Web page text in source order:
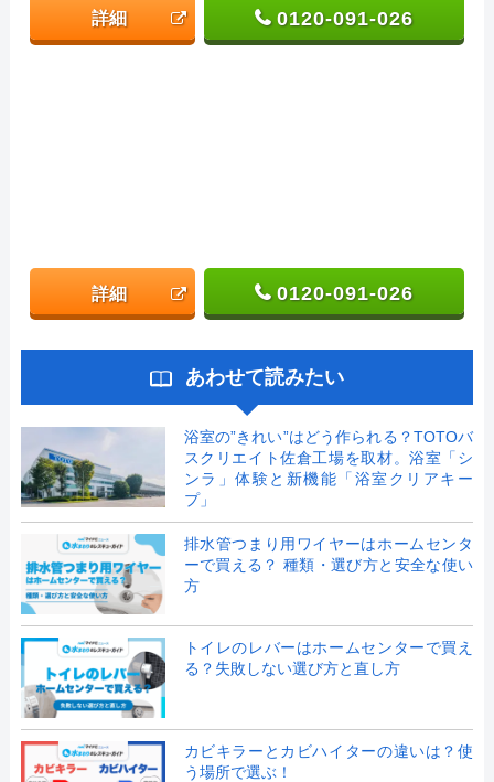
詳細 0120-091-026
詳細 0120-091-026
あわせて読みたい
浴室の”きれい”はどう作られる？TOTOバ
スクリエイト佐倉工場を取材。浴室「シ
ンラ」体験と新機能「浴室クリアキー
プ」
排水管つまり用ワイヤーはホームセンタ
ーで買える？ 種類・選び方と安全な使い
方
トイレのレバーはホームセンターで買え
る？失敗しない選び方と直し方
カビキラーとカビハイターの違いは？使
う場所で選ぶ！